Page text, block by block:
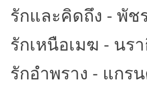
รักและคิดถึง - พัช
รักเหนือเมฆ - นร
รักอำพราง - แกร